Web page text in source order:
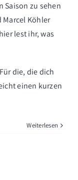
Saison zu sehen
Marcel Köhler
lest ihr, was
die, die dich
einen kurzen
Weiterlesen